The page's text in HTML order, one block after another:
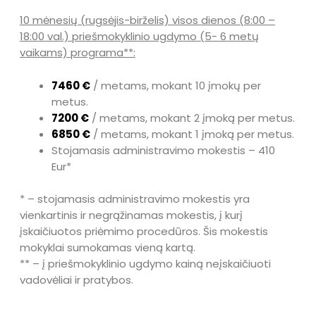
10 mėnesių (rugsėjis-birželis) visos dienos (8:00 –
18:00 val.) priešmokyklinio ugdymo (5- 6 metų
vaikams) programa**:
7460 €/ metams, mokant 10 įmokų per
metus.
7200 €/ metams, mokant 2 įmoką per metus.
6850 €/ metams, mokant 1 įmoką per metus.
Stojamasis administravimo mokestis – 410
Eur*
* – stojamasis administravimo mokestis yra
vienkartinis ir negrąžinamas mokestis, į kurį
įskaičiuotos priėmimo procedūros. Šis mokestis
mokyklai sumokamas vieną kartą.
** – į priešmokyklinio ugdymo kainą neįskaičiuoti
vadovėliai ir pratybos.